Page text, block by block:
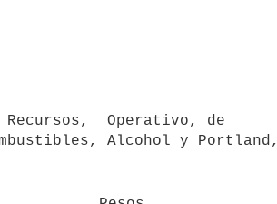
Alcohol y Portland,